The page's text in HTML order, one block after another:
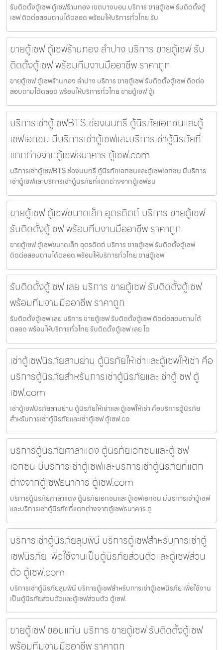
รับติดตั้งตู้เซฟ ตู้เซฟร้านทอง เขตบางบอน บริการ ขายตู้เซฟ รับติดตั้งตู้
เซฟ ติดต่อสอบถามได้ตลอด พร้อมให้บริการทั่วไทย รับ
ขายตู้เซฟ ตู้เซฟร้านทอง ลำปาง บริการ ขายตู้เซฟ รับ
ติดตั้งตู้เซฟ พร้อมทีมงานมืออาชีพ ราคาถูก
ขายตู้เซฟ ตู้เซฟร้านทอง ลำปาง บริการ ขายตู้เซฟ รับติดตั้งตู้เซฟ ติดต่อ
สอบถามได้ตลอด พร้อมให้บริการทั่วไทย ขายตู้เซฟ ตู้เ
บริการเช่าตู้เซฟBTS ช่องนนทรี ตู้นิรภัยเอกชนและตู้
เซฟเอกชน มีบริการเช่าตู้เซฟและบริการเช่าตู้นิรภัยที่
แตกต่างจากตู้เซฟธนาคาร ตู้เซฟ.com
บริการเช่าตู้เซฟBTS ช่องนนทรี ตู้นิรภัยเอกชนและตู้เซฟเอกชน มีบริการ
เช่าตู้เซฟและบริการเช่าตู้นิรภัยที่แตกต่างจากตู้เซฟธน
ขายตู้เซฟ ตู้เซฟขนาดเล็ก อุตรดิตถ์ บริการ ขายตู้เซฟ
รับติดตั้งตู้เซฟ พร้อมทีมงานมืออาชีพ ราคาถูก
ขายตู้เซฟ ตู้เซฟขนาดเล็ก อุตรดิตถ์ บริการ ขายตู้เซฟ รับติดตั้งตู้เซฟ
ติดต่อสอบถามได้ตลอด พร้อมให้บริการทั่วไทย ขายตู้เซฟ
รับติดตั้งตู้เซฟ เลย บริการ ขายตู้เซฟ รับติดตั้งตู้เซฟ
พร้อมทีมงานมืออาชีพ ราคาถูก
รับติดตั้งตู้เซฟ เลย บริการ ขายตู้เซฟ รับติดตั้งตู้เซฟ ติดต่อสอบถามได้
ตลอด พร้อมให้บริการทั่วไทย รับติดตั้งตู้เซฟ เลย โด
เช่าตู้เซฟนิรภัยสามย่าน ตู้นิรภัยให้เช่าและตู้เซฟให้เช่า คือ
บริการตู้นิรภัยสำหรับการเช่าตู้นิรภัยและเช่าตู้เซฟ ตู้
เซฟ.com
เช่าตู้เซฟนิรภัยสามย่าน ตู้นิรภัยให้เช่าและตู้เซฟให้เช่า คือบริการตู้นิรภัย
สำหรับการเช่าตู้นิรภัยและเช่าตู้เซฟ ตู้เซฟ.co
บริการตู้นิรภัยศาลาแดง ตู้นิรภัยเอกชนและตู้เซฟ
เอกชน มีบริการเช่าตู้เซฟและบริการเช่าตู้นิรภัยที่แตก
ต่างจากตู้เซฟธนาคาร ตู้เซฟ.com
บริการตู้นิรภัยศาลาแดง ตู้นิรภัยเอกชนและตู้เซฟเอกชน มีบริการเช่าตู้เซฟ
และบริการเช่าตู้นิรภัยที่แตกต่างจากตู้เซฟธนาคาร ตู
บริการเช่าตู้นิรภัยลุมพินี บริการตู้เซฟสำหรับการเช่าตู้
เซฟนิรภัย เพื่อใช้งานเป็นตู้นิรภัยส่วนตัวและตู้เซฟส่วน
ตัว ตู้เซฟ.com
บริการเช่าตู้นิรภัยลุมพินี บริการตู้เซฟสำหรับการเช่าตู้เซฟนิรภัย เพื่อใช้งาน
เป็นตู้นิรภัยส่วนตัวและตู้เซฟส่วนตัว ตู้เซฟ.
ขายตู้เซฟ ขอนแก่น บริการ ขายตู้เซฟ รับติดตั้งตู้เซฟ
พร้อมทีมงานมืออาชีพ ราคาถูก